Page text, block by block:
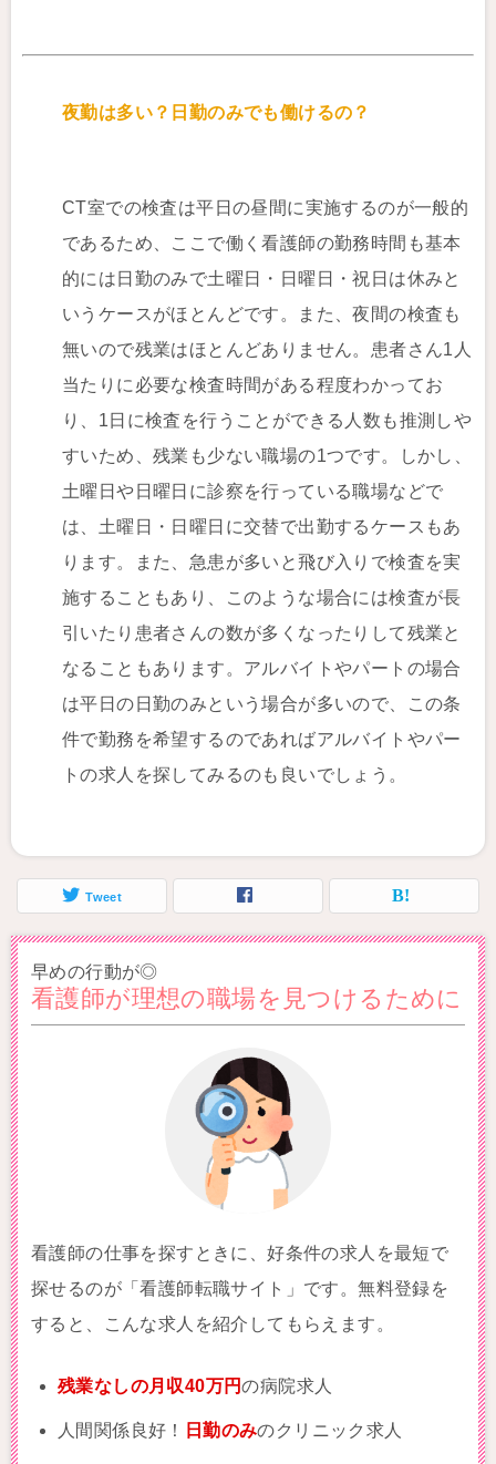
夜勤は多い？日勤のみでも働けるの？
CT室での検査は平日の昼間に実施するのが一般的
であるため、ここで働く看護師の勤務時間も基本
的には日勤のみで土曜日・日曜日・祝日は休みと
いうケースがほとんどです。また、夜間の検査も
無いので残業はほとんどありません。患者さん1人
当たりに必要な検査時間がある程度わかってお
り、1日に検査を行うことができる人数も推測しや
すいため、残業も少ない職場の1つです。しかし、
土曜日や日曜日に診察を行っている職場などで
は、土曜日・日曜日に交替で出勤するケースもあ
ります。また、急患が多いと飛び入りで検査を実
施することもあり、このような場合には検査が長
引いたり患者さんの数が多くなったりして残業と
なることもあります。アルバイトやパートの場合
は平日の日勤のみという場合が多いので、この条
件で勤務を希望するのであればアルバイトやパー
トの求人を探してみるのも良いでしょう。
Tweet
早めの行動が◎
看護師が理想の職場を見つけるために
看護師の仕事を探すときに、好条件の求人を最短で
探せるのが「看護師転職サイト」です。無料登録を
すると、こんな求人を紹介してもらえます。
残業なしの月収40万円の病院求人
人間関係良好！ 日勤のみのクリニック求人